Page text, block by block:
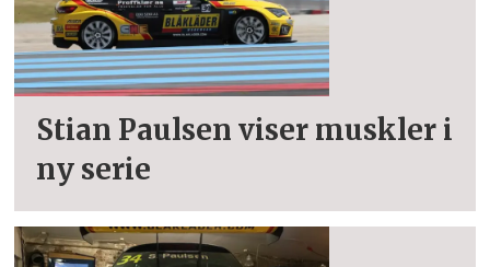
Stian Paulsen viser muskler i
ny serie